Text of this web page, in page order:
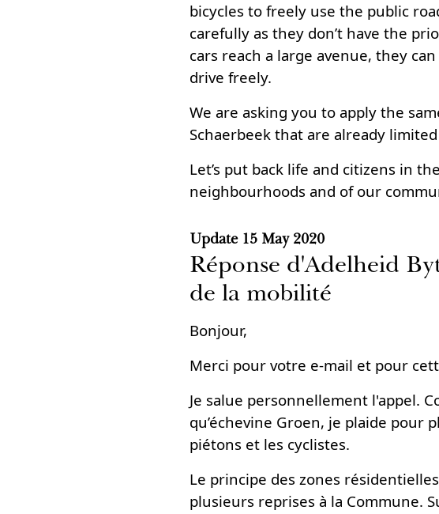
bicycles to freely use the public
carefully as they don’t have the
cars reach a large avenue, they
drive freely.
We are asking you to apply the
Schaerbeek that are already
Let’s put back life and citizens in
neighbourhoods and of our
Update 15 May 2020
Réponse d'Adelheid
de la mobilité
Bonjour,
Merci pour votre e-mail et pour
Je salue personnellement l'appel.
qu’échevine Groen, je plaide pour
piétons et les cyclistes.
Le principe des zones
plusieurs reprises à la Commune.